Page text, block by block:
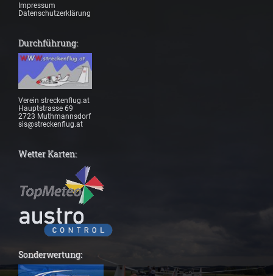
Impressum
Datenschutzerklärung
Durchführung:
Verein streckenflug.at
Hauptstrasse 69
2723 Muthmannsdorf
sis@streckenflug.at
Wetter Karten:
Sonderwertung: